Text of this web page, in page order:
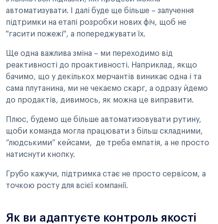
автоматизувати. І далі буде ще більше – залучення
підтримки на етапі розробки нових фіч, щоб не
"гасити пожежі", а попереджувати їх.
Ще одна важлива зміна – ми переходимо від
реактивності до проактивності. Наприклад, якщо
бачимо, що у декількох мерчантів виникає одна і та
сама плутанина, ми не чекаємо скарг, а одразу йдемо
до продактів, дивимось, як можна це виправити.
Плюс, будемо ще більше автоматизовувати рутину,
щоби команда могла працювати з більш складними,
“людськими” кейсами, де треба емпатія, а не просто
натиснути кнопку.
Грубо кажучи, підтримка стає не просто сервісом, а
точкою росту для всієї компанії.
Як ви адаптуєте контроль якості